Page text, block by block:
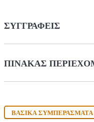
ΣΥΓΓΡΑΦΕΊΣ
ΠΊΝΑΚΑΣ
ΒΑΣΙΚΆ ΣΥΜΠΕΡΆΣΜΑΤΑ